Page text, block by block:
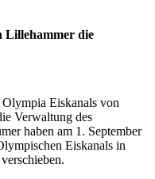
Lillehammer die
Eiskanals von
Verwaltung des
haben am 1. September
Eiskanals in